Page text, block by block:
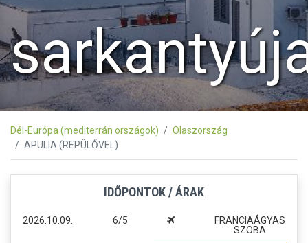
Dél-Európa (mediterrán országok)
Olaszország
APULIA (REPÜLŐVEL)
IDŐPONTOK / ÁRAK
2026.10.09. 6/5
FRANCIAÁGYAS
SZOBA